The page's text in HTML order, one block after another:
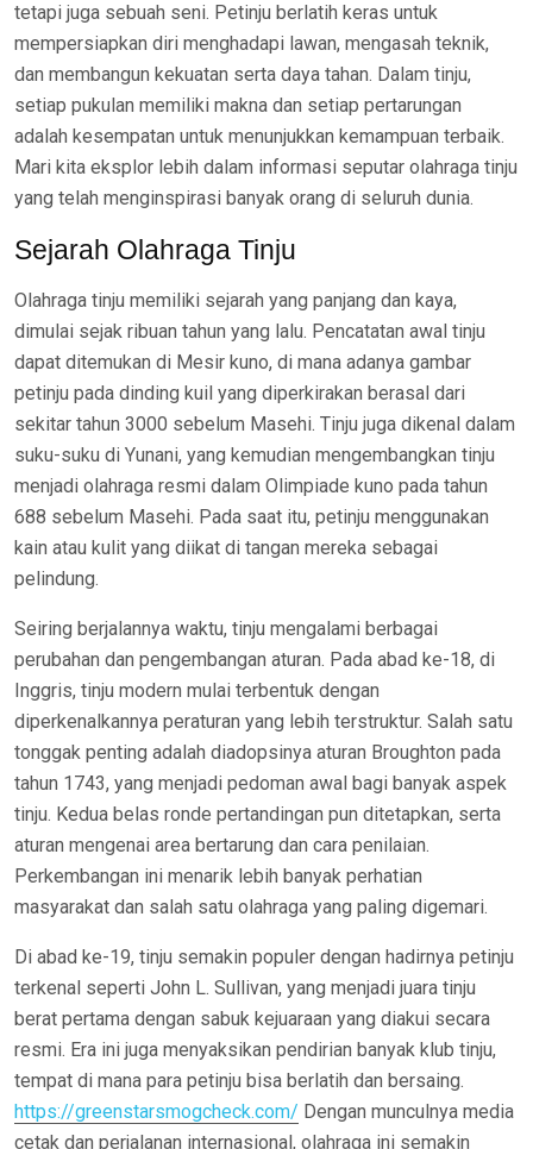
tetapi juga sebuah seni. Petinju berlatih keras untuk
mempersiapkan diri menghadapi lawan, mengasah teknik,
dan membangun kekuatan serta daya tahan. Dalam tinju,
setiap pukulan memiliki makna dan setiap pertarungan
adalah kesempatan untuk menunjukkan kemampuan terbaik.
Mari kita eksplor lebih dalam informasi seputar olahraga tinju
yang telah menginspirasi banyak orang di seluruh dunia.
Sejarah Olahraga Tinju
Olahraga tinju memiliki sejarah yang panjang dan kaya,
dimulai sejak ribuan tahun yang lalu. Pencatatan awal tinju
dapat ditemukan di Mesir kuno, di mana adanya gambar
petinju pada dinding kuil yang diperkirakan berasal dari
sekitar tahun 3000 sebelum Masehi. Tinju juga dikenal dalam
suku-suku di Yunani, yang kemudian mengembangkan tinju
menjadi olahraga resmi dalam Olimpiade kuno pada tahun
688 sebelum Masehi. Pada saat itu, petinju menggunakan
kain atau kulit yang diikat di tangan mereka sebagai
pelindung.
Seiring berjalannya waktu, tinju mengalami berbagai
perubahan dan pengembangan aturan. Pada abad ke-18, di
Inggris, tinju modern mulai terbentuk dengan
diperkenalkannya peraturan yang lebih terstruktur. Salah satu
tonggak penting adalah diadopsinya aturan Broughton pada
tahun 1743, yang menjadi pedoman awal bagi banyak aspek
tinju. Kedua belas ronde pertandingan pun ditetapkan, serta
aturan mengenai area bertarung dan cara penilaian.
Perkembangan ini menarik lebih banyak perhatian
masyarakat dan salah satu olahraga yang paling digemari.
Di abad ke-19, tinju semakin populer dengan hadirnya petinju
terkenal seperti John L. Sullivan, yang menjadi juara tinju
berat pertama dengan sabuk kejuaraan yang diakui secara
resmi. Era ini juga menyaksikan pendirian banyak klub tinju,
tempat di mana para petinju bisa berlatih dan bersaing.
https://greenstarsmogcheck.com/ Dengan munculnya media
cetak dan perjalanan internasional, olahraga ini semakin